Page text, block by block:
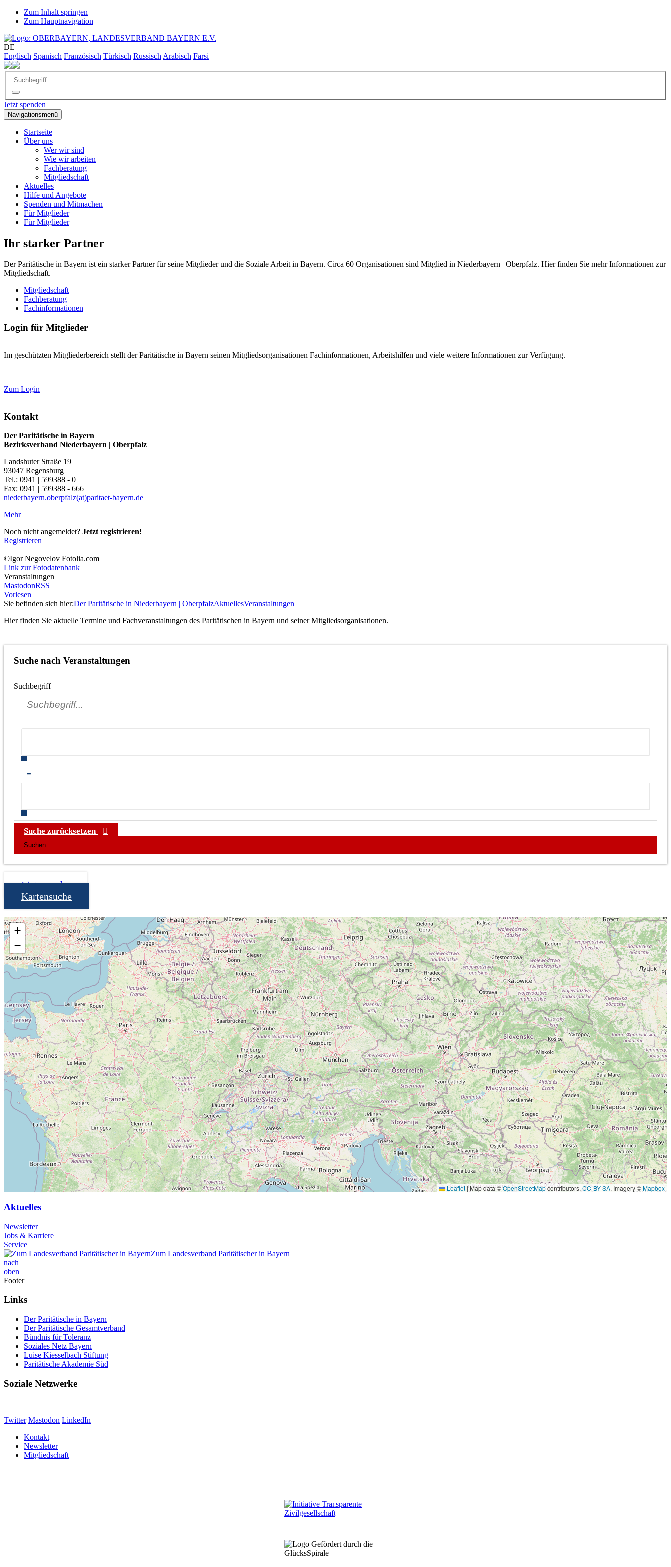
Zum Inhalt springen
Zum Hauptnavigation
DE
Englisch Spanisch Französisch Türkisch Russisch Arabisch Farsi
Jetzt spenden
Navigationsmenü
Startseite
Über uns
Wer wir sind
Wie wir arbeiten
Fachberatung
Mitgliedschaft
Aktuelles
Hilfe und Angebote
Spenden und Mitmachen
Für Mitglieder
Für Mitglieder
Ihr starker Partner
Der Paritätische in Bayern ist ein starker Partner für seine Mitglieder und die Soziale Arbeit in Bayern. Circa 60 Organisationen sind Mitglied in Niederbayern | Oberpfalz. Hier finden Sie mehr Informationen zur
Mitgliedschaft.
Mitgliedschaft
Fachberatung
Fachinformationen
Login für Mitglieder
Im geschützten Mitgliederbereich stellt der Paritätische in Bayern seinen Mitgliedsorganisationen Fachinformationen, Arbeitshilfen und viele weitere Informationen zur Verfügung.
Zum Login
Kontakt
Der Paritätische in Bayern
Bezirksverband Niederbayern | Oberpfalz
Landshuter Straße 19
93047 Regensburg
Tel.: 0941 | 599388 - 0
Fax: 0941 | 599388 - 666
niederbayern.oberpfalz(at)paritaet-bayern.de
Mehr
Noch nicht angemeldet? Jetzt registrieren!
Registrieren
©Igor Negovelov Fotolia.com
Link zur Fotodatenbank
Veranstaltungen
MastodonRSS
Vorlesen
Sie befinden sich hier:Der Paritätische in Niederbayern | OberpfalzAktuellesVeranstaltungen
Hier finden Sie aktuelle Termine und Fachveranstaltungen des Paritätischen in Bayern und seiner Mitgliedsorganisationen.
Suche nach Veranstaltungen
Suchbegriff
-
Suche zurücksetzen
Listensuche
Kartensuche
+
−
Leaflet |Map data ©OpenStreetMapcontributors, CC-BY-SA, Imagery ©Mapbox
Aktuelles
Newsletter
Jobs & Karriere
Service
Zum Landesverband Paritätischer in Bayern
nach
oben
Footer
Links
Der Paritätische in Bayern
Der Paritätische Gesamtverband
Bündnis für Toleranz
Soziales Netz Bayern
Luise Kiesselbach Stiftung
Paritätische Akademie Süd
Soziale Netzwerke
Twitter Mastodon LinkedIn
Kontakt
Newsletter
Mitgliedschaft